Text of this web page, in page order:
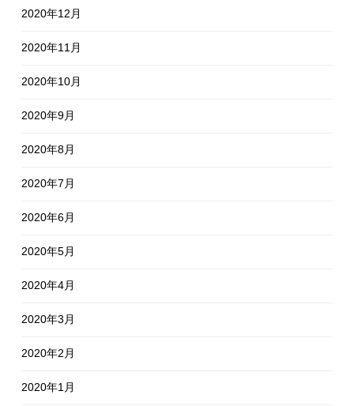
2020年12月
2020年11月
2020年10月
2020年9月
2020年8月
2020年7月
2020年6月
2020年5月
2020年4月
2020年3月
2020年2月
2020年1月